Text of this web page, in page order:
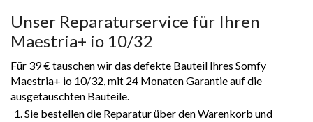
Unser Reparaturservice für Ihren
Maestria+ io 10/32
Für 39 € tauschen wir das defekte Bauteil Ihres Somfy
Maestria+ io 10/32, mit 24 Monaten Garantie auf die
ausgetauschten Bauteile.
Sie bestellen die Reparatur über den Warenkorb und